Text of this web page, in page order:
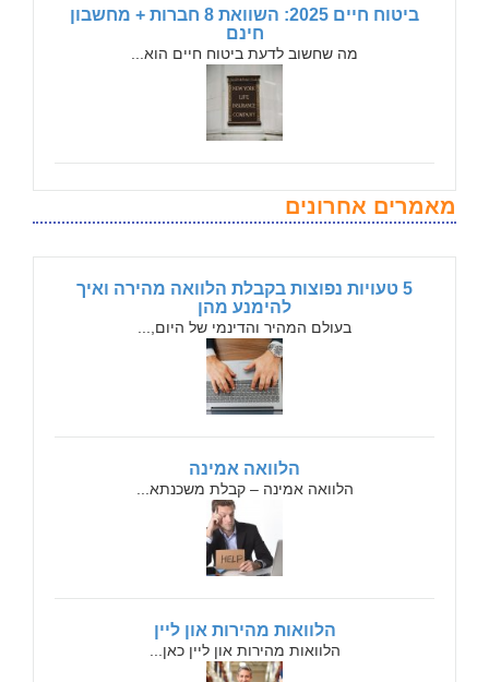
ביטוח חיים 2025: השוואת 8 חברות + מחשבון
חינם
מה שחשוב לדעת ביטוח חיים הוא...
מאמרים אחרונים
5 טעויות נפוצות בקבלת הלוואה מהירה ואיך
להימנע מהן
בעולם המהיר והדינמי של היום,...
הלוואה אמינה
הלוואה אמינה – קבלת משכנתא...
הלוואות מהירות און ליין
הלוואות מהירות און ליין כאן...